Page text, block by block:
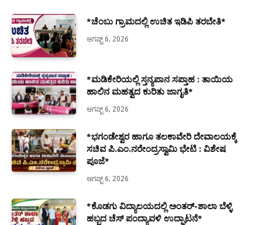
*ಚೆಂಬು ಗ್ರಾಮದಲ್ಲಿ ಉಚಿತ ಇಡಿಪಿ ತರಬೇತಿ*
ಆಗಷ್ಟ್ 6, 2026
*ಮಡಿಕೇರಿಯಲ್ಲಿ ಸ್ತನ್ಯಪಾನ ಸಪ್ತಾಹ : ತಾಯಿಯ
ಹಾಲಿನ ಮಹತ್ವದ ಕುರಿತು ಜಾಗೃತಿ*
ಆಗಷ್ಟ್ 6, 2026
*ಭಗಂಡೇಶ್ವರ ಹಾಗೂ ತಲಕಾವೇರಿ ದೇವಾಲಯಕ್ಕೆ
ಸಚಿವ ಪಿ.ಎಂ.ನರೇಂದ್ರಸ್ವಾಮಿ ಭೇಟಿ : ವಿಶೇಷ
ಪೂಜೆ*
ಆಗಷ್ಟ್ 6, 2026
*ಕೊಡಗು ವಿದ್ಯಾಲಯದಲ್ಲಿ ಅಂತರ್-ಶಾಲಾ ಬೆಳ್ಳಿ
ಹಬ್ಬದ ಚೆಸ್ ಪಂದ್ಯಾವಳಿ ಉದ್ಘಾಟನೆ*